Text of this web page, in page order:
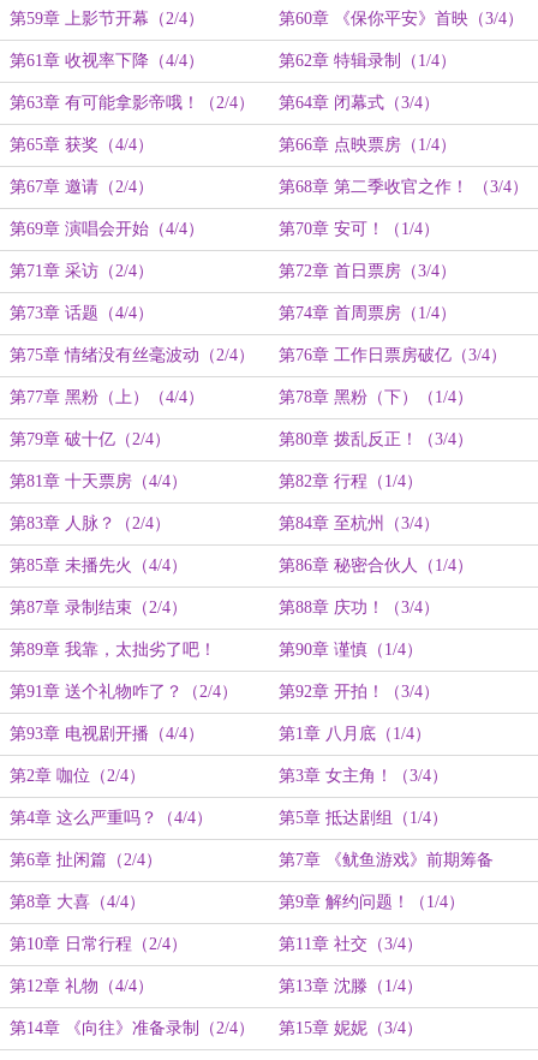
第59章 上影节开幕（2/4） 第60章 《保你平安》首映（3/4）
第61章 收视率下降（4/4） 第62章 特辑录制（1/4）
第63章 有可能拿影帝哦！（2/4） 第64章 闭幕式（3/4）
第65章 获奖（4/4） 第66章 点映票房（1/4）
第67章 邀请（2/4） 第68章 第二季收官之作！ （3/4）
第69章 演唱会开始（4/4） 第70章 安可！（1/4）
第71章 采访（2/4） 第72章 首日票房（3/4）
第73章 话题（4/4） 第74章 首周票房（1/4）
第75章 情绪没有丝毫波动（2/4） 第76章 工作日票房破亿（3/4）
第77章 黑粉（上）（4/4） 第78章 黑粉（下）（1/4）
第79章 破十亿（2/4） 第80章 拨乱反正！（3/4）
第81章 十天票房（4/4） 第82章 行程（1/4）
第83章 人脉？（2/4） 第84章 至杭州（3/4）
第85章 未播先火（4/4） 第86章 秘密合伙人（1/4）
第87章 录制结束（2/4） 第88章 庆功！（3/4）
第89章 我靠，太拙劣了吧！
（4/4）
第90章 谨慎（1/4）
第91章 送个礼物咋了？（2/4） 第92章 开拍！（3/4）
第93章 电视剧开播（4/4） 第1章 八月底（1/4）
第2章 咖位（2/4） 第3章 女主角！（3/4）
第4章 这么严重吗？（4/4） 第5章 抵达剧组（1/4）
第6章 扯闲篇（2/4） 第7章 《鱿鱼游戏》前期筹备
（3/4）
第8章 大喜（4/4） 第9章 解约问题！（1/4）
第10章 日常行程（2/4） 第11章 社交（3/4）
第12章 礼物（4/4） 第13章 沈滕（1/4）
第14章 《向往》准备录制（2/4） 第15章 妮妮（3/4）